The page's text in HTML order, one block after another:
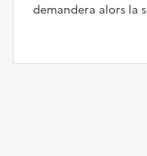
demandera alors la